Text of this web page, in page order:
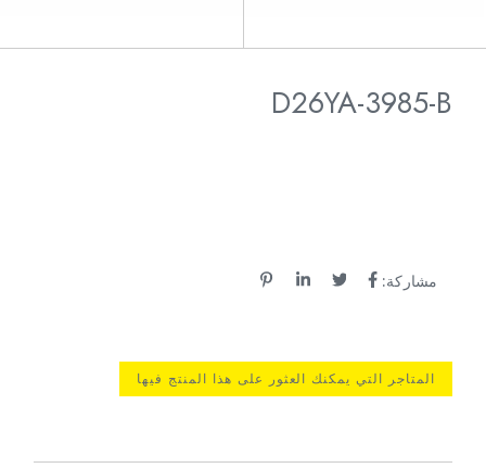
D26YA-3985-B
مشاركة:
المتاجر التي يمكنك العثور على هذا المنتج فيها